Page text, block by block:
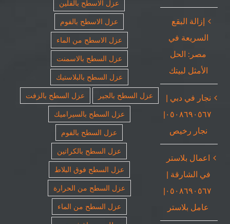
إزالة البقع
السريعة في
مصر: الحل
الأمثل لبيتك
نجار في دبي |
٠٥٠٨٦٩٠٥٦٧|
نجار رخيص
اعمال بلاستر
في الشارقة |
٠٥٠٨٦٩٠٥٦٧|
عامل بلاستر
عزل الاسطح بالفلين
عزل الاسطح بالفوم
عزل الاسطح من الماء
عزل السطح بالاسمنت
عزل السطح بالبلاستيك
عزل السطح بالجير
عزل السطح بالزفت
عزل السطح بالسيراميك
عزل السطح بالفوم
عزل السطح بالكراتين
عزل السطح فوق البلاط
عزل السطح من الحرارة
عزل السطح من الماء